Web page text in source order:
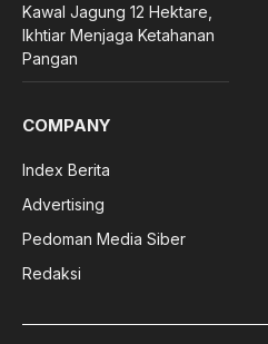
Kawal Jagung 12 Hektare,
Ikhtiar Menjaga Ketahanan
Pangan
COMPANY
Index Berita
Advertising
Pedoman Media Siber
Redaksi